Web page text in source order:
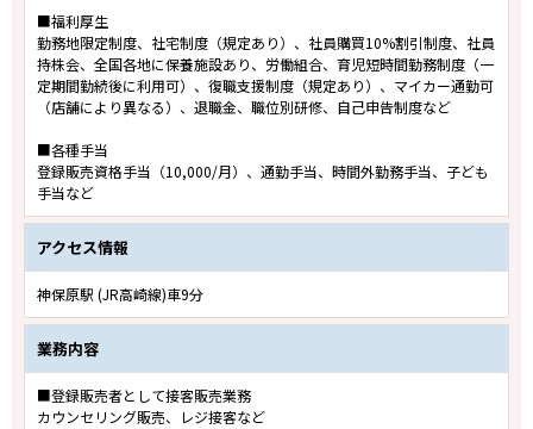
■福利厚生
勤務地限定制度、社宅制度（規定あり）、社員購買10%割引制度、社員
持株会、全国各地に保養施設あり、労働組合、育児短時間勤務制度（一
定期間勤続後に利用可）、復職支援制度（規定あり）、マイカー通勤可
（店舗により異なる）、退職金、職位別研修、自己申告制度など
■各種手当
登録販売資格手当（10,000/月）、通勤手当、時間外勤務手当、子ども
手当など
アクセス情報
神保原駅 (JR高崎線)車9分
業務内容
■登録販売者として接客販売業務
カウンセリング販売、レジ接客など